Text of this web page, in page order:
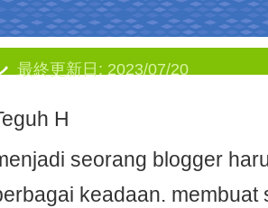
最終更新日: 2023/07/20
H
seorang blogger
keadaan. membuat